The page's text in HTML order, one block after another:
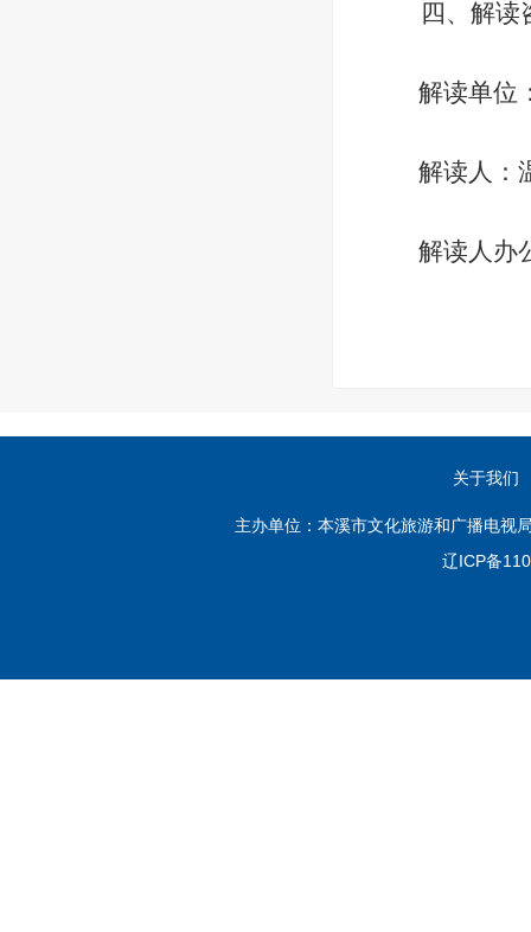
四、解读
解读单位：
解读人：
解读人办公
关于我们
主办单位：本溪市文化旅游和广播电
辽ICP备